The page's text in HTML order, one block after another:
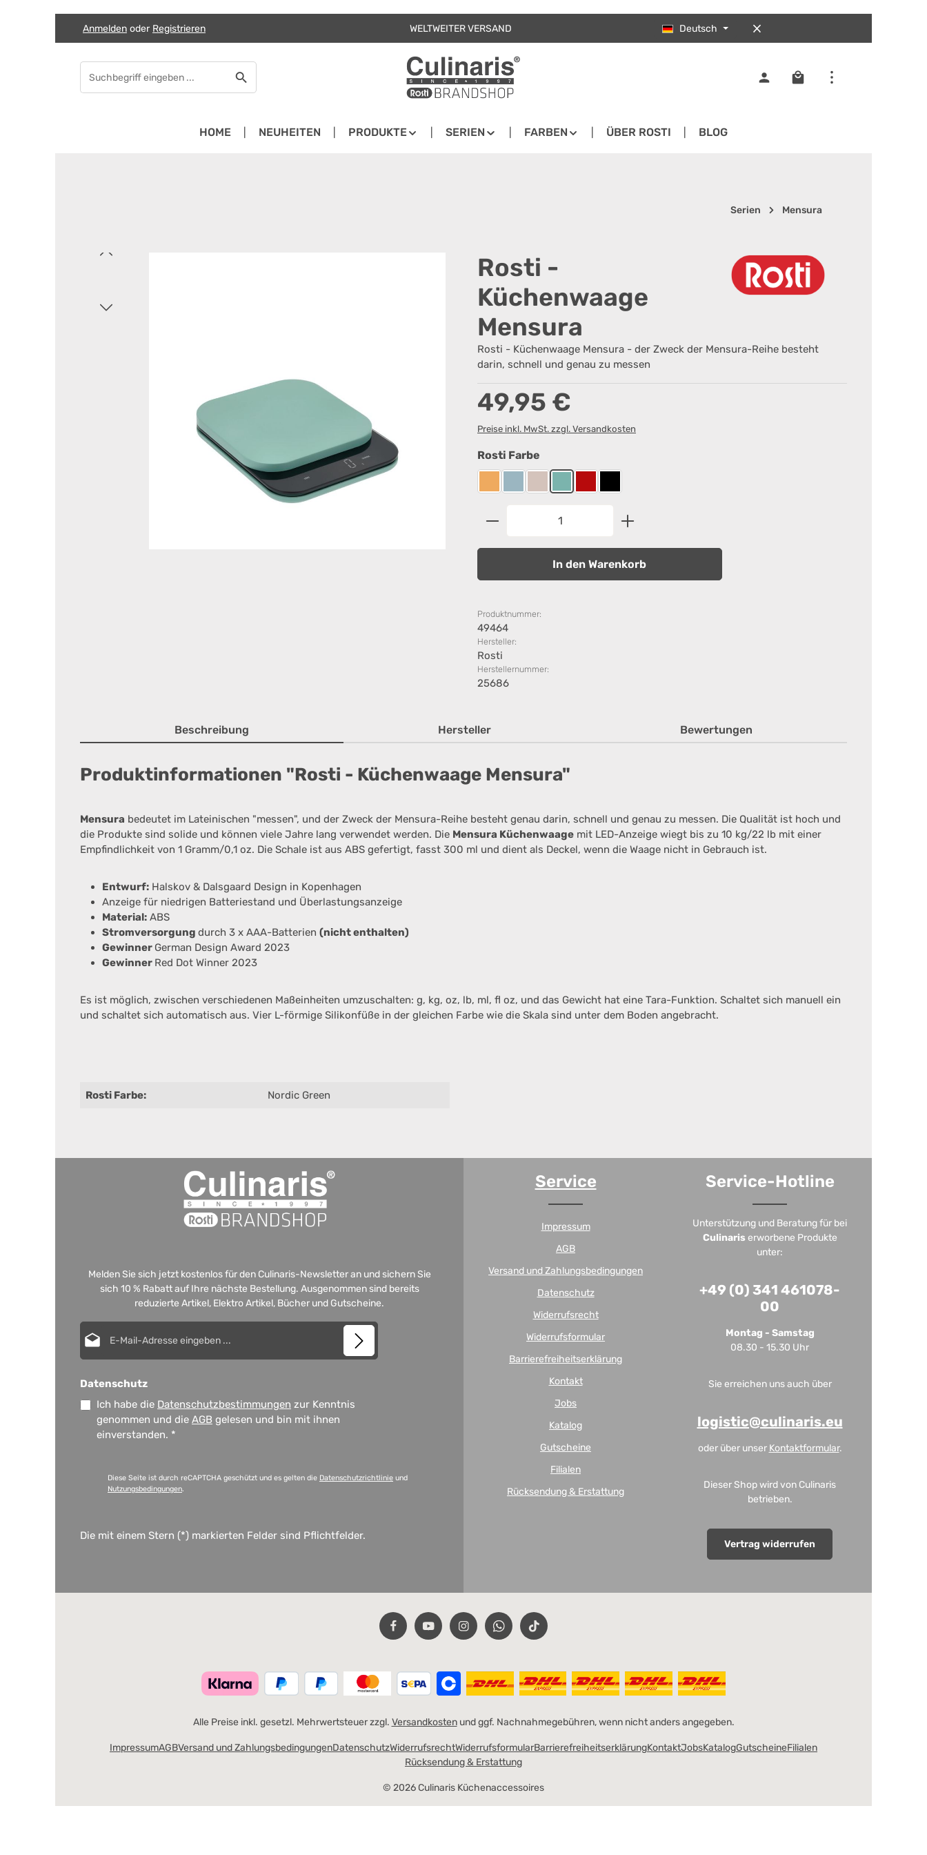
Zum Hauptinhalt springen
Zur Suche springen
Zur Hauptnavigation springen
Anmelden oder Registrieren WELTWEITER VERSAND Deutsch
Warenkorb enthält 0
HOME NEUHEITEN PRODUKTE SERIEN FARBEN ÜBER ROSTI BLOG
Serien Mensura
Bildergalerie überspringen
Rosti -
Küchenwaage
Mensura
Rosti - Küchenwaage Mensura - der Zweck der Mensura-Reihe besteht
darin, schnell und genau zu messen
Regulärer Preis:
49,95 €
Preise inkl. MwSt. zzgl. Versandkosten
Rosti Farbe
CurryDusty Blue
HumusNordic Green
Rot Schwarz
Produkt Anzahl: Gib den gewünschten Wert ein oder
In den Warenkorb
Produktnummer:
49464
Hersteller:
Rosti
Herstellernummer:
25686
Beschreibung Hersteller Bewertungen
Produktinformationen "Rosti - Küchenwaage Mensura"
Mensura bedeutet im Lateinischen "messen", und der Zweck der Mensura-Reihe besteht genau darin, schnell und genau zu messen. Die Qualität ist hoch und
die Produkte sind solide und können viele Jahre lang verwendet werden. Die Mensura Küchenwaage mit LED-Anzeige wiegt bis zu 10 kg/22 lb mit einer
Empfindlichkeit von 1 Gramm/0,1 oz. Die Schale ist aus ABS gefertigt, fasst 300 ml und dient als Deckel, wenn die Waage nicht in Gebrauch ist.
Entwurf: Halskov & Dalsgaard Design in Kopenhagen
Anzeige für niedrigen Batteriestand und Überlastungsanzeige
Material: ABS
Stromversorgung durch 3 x AAA-Batterien (nicht enthalten)
Gewinner German Design Award 2023
Gewinner Red Dot Winner 2023
Es ist möglich, zwischen verschiedenen Maßeinheiten umzuschalten: g, kg, oz, lb, ml, fl oz, und das Gewicht hat eine Tara-Funktion. Schaltet sich manuell ein
und schaltet sich automatisch aus. Vier L-förmige Silikonfüße in der gleichen Farbe wie die Skala sind unter dem Boden angebracht.
Rosti Farbe: Nordic Green
Melden Sie sich jetzt kostenlos für den Culinaris-Newsletter an und sichern Sie
sich 10 % Rabatt auf Ihre nächste Bestellung. Ausgenommen sind bereits
reduzierte Artikel, Elektro Artikel, Bücher und Gutscheine.
Datenschutz
Ich habe die Datenschutzbestimmungen zur Kenntnis
genommen und die AGB gelesen und bin mit ihnen
einverstanden. *
Diese Seite ist durch reCAPTCHA geschützt und es gelten die Datenschutzrichtlinie und
Nutzungsbedingungen.
Die mit einem Stern (*) markierten Felder sind Pflichtfelder.
Service
Impressum
AGB
Versand und Zahlungsbedingungen
Datenschutz
Widerrufsrecht
Widerrufsformular
Barrierefreiheitserklärung
Kontakt
Jobs
Katalog
Gutscheine
Filialen
Rücksendung & Erstattung
Service-Hotline
Unterstützung und Beratung für bei
Culinaris erworbene Produkte
unter:
+49 (0) 341 461078-
00
Montag - Samstag
08.30 - 15.30 Uhr
Sie erreichen uns auch über
logistic@culinaris.eu
oder über unser Kontaktformular.
Dieser Shop wird von Culinaris
betrieben.
Vertrag widerrufen
Alle Preise inkl. gesetzl. Mehrwertsteuer zzgl. Versandkostenund ggf. Nachnahmegebühren, wenn nicht anders angegeben.
© 2026 Culinaris Küchenaccessoires
ImpressumAGBVersand und ZahlungsbedingungenDatenschutzWiderrufsrechtWiderrufsformularBarrierefreiheitserklärungKontaktJobsKatalogGutscheineFilialen
Rücksendung & Erstattung